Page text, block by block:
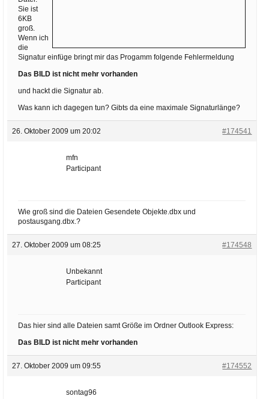
Sie ist
6KB
groß.
Wenn ich
die
Signatur einfüge bringt mir das Progamm folgende Fehlermeldung
Das BILD ist nicht mehr vorhanden
und hackt die Signatur ab.
Was kann ich dagegen tun? Gibts da eine maximale Signaturlänge?
26. Oktober 2009 um 20:02 #174541
mfn
Participant
Wie groß sind die Dateien Gesendete Objekte.dbx und
postausgang.dbx.?
27. Oktober 2009 um 08:25 #174548
Unbekannt
Participant
Das hier sind alle Dateien samt Größe im Ordner Outlook Express:
Das BILD ist nicht mehr vorhanden
27. Oktober 2009 um 09:55 #174552
sontag96